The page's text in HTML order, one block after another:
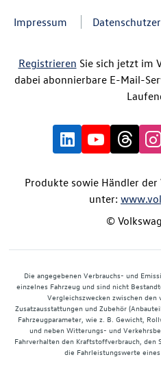
Impressum
Registrieren Sie sich jetzt im
dabei abonnierbare E-Mail-
Produkte sowie Händler der
unter:
©
Die angegebenen Verbrauchs- und
einzelnes Fahrzeug und sind nicht
Vergleichszwecken zwischen den
Zusatzausstattungen und Zubehör
Fahrzeugparameter, wie z. B. Gewicht,
und neben Witterungs- und
Fahrverhalten den Kraftstoffverbrauch, den
die Fahrleistungswerte